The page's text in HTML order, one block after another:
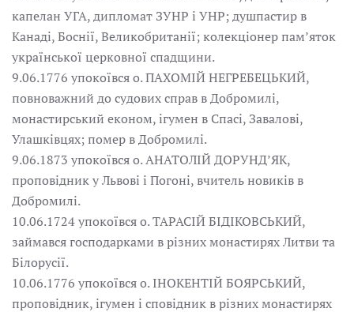
капелан УГА, дипломат ЗУНР і УНР; душпастир в
Канаді, Боснії, Великобританії; колекціонер пам’яток
української церковної спадщини.
9.06.1776 упокоївся о. ПАХОМІЙ НЕГРЕБЕЦЬКИЙ,
повноважний до судових справ в Добромилі,
монастирський економ, ігумен в Спасі, Завалові,
Улашківцях; помер в Добромилі.
9.06.1873 упокоївся о. АНАТОЛІЙ ДОРУНД’ЯК,
проповідник у Львові і Погоні, вчитель новиків в
Добромилі.
10.06.1724 упокоївся о. ТАРАСІЙ БІДІКОВСЬКИЙ,
займався господарками в різних монастирях Литви та
Білорусії.
10.06.1776 упокоївся о. ІНОКЕНТІЙ БОЯРСЬКИЙ,
проповідник, ігумен і сповідник в різних монастирях